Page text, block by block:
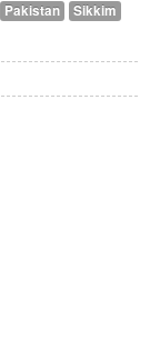
Pakistan
Sikkim